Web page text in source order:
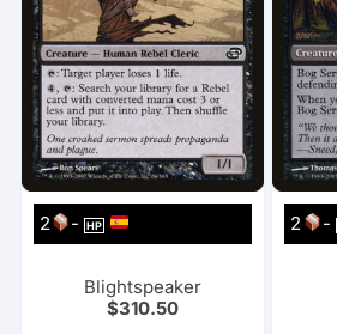
2 -HP
Blightspeaker
$310.50
2 -